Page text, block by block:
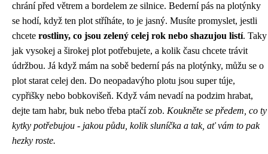
chrání před větrem a bordelem ze silnice. Bederní pás na plotýnky
se hodí, když ten plot stříháte, to je jasný. Musíte promyslet, jestli
chcete rostliny, co jsou zelený celej rok nebo shazujou listí. Taky
jak vysokej a širokej plot potřebujete, a kolik času chcete trávit
údržbou. Já když mám na sobě bederní pás na plotýnky, můžu se o
plot starat celej den. Do neopadavýho plotu jsou super túje,
cypřišky nebo bobkovišeň. Když vám nevadí na podzim hrabat,
dejte tam habr, buk nebo třeba ptačí zob. Koukněte se předem, co ty
kytky potřebujou - jakou půdu, kolik sluníčka a tak, ať vám to pak
hezky roste.